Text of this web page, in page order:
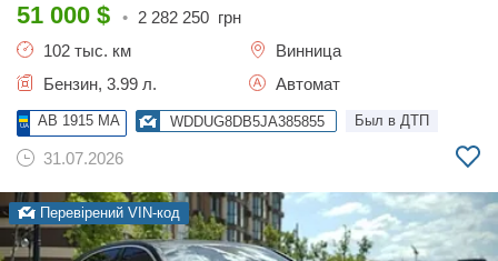
51 000 $ • 2 282 250 грн
102 тыс. км
Винница
Бензин, 3.99 л.
Автомат
AB 1915 MA WDDUG8DB5JA385855 Был в ДТП
31.07.2026
Перевірений VIN-код